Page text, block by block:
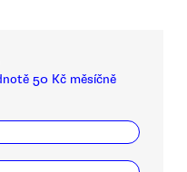
50 Kč měsíčně